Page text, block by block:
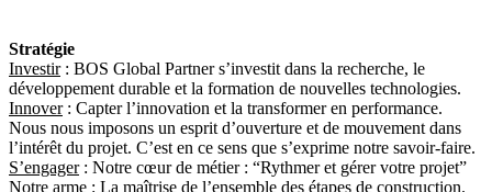
Stratégie
Investir: BOS Global Partner s’investit dans la recherche, le
développement durable et la formation de nouvelles technologies.
Innover: Capter l’innovation et la transformer en performance.
Nous nous imposons un esprit d’ouverture et de mouvement dans
l’intérêt du projet. C’est en ce sens que s’exprime notre savoir-faire.
S’engager: Notre cœur de métier : “Rythmer et gérer votre projet”
Notre arme : La maîtrise de l’ensemble des étapes de construction.